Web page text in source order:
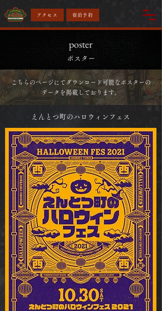
アクセス 宿泊予約
poster
​ポスター
​こちらのぺージにてダウンロード可能なポスターの
データを掲載しております。
​えんとつ町のハロウィンフェス